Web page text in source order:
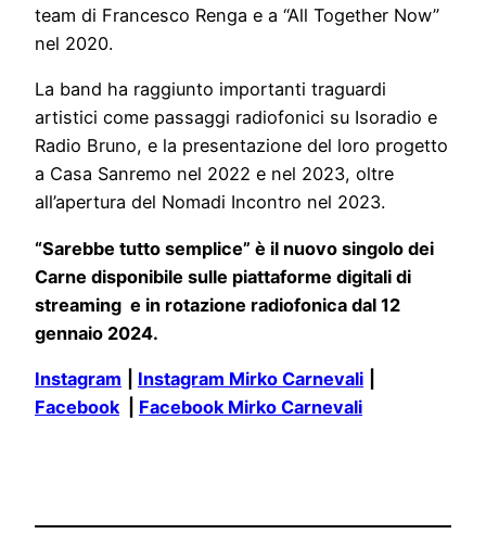
team di Francesco Renga e a “All Together Now”
nel 2020.
La band ha raggiunto importanti traguardi
artistici come passaggi radiofonici su Isoradio e
Radio Bruno, e la presentazione del loro progetto
a Casa Sanremo nel 2022 e nel 2023, oltre
all’apertura del Nomadi Incontro nel 2023.
“Sarebbe tutto semplice” è il nuovo singolo dei
Carne disponibile sulle piattaforme digitali di
streaming e in rotazione radiofonica dal 12
gennaio 2024.
Instagram Instagram Mirko Carnevali
Facebook
Facebook Mirko Carnevali